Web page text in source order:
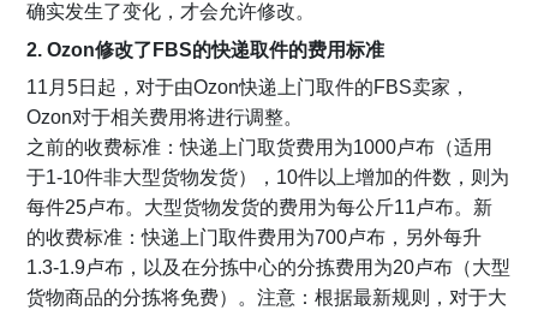
确实发生了变化，才会允许修改。
2. Ozon修改了FBS的快递取件的费用标准
11月5日起，对于由Ozon快递上门取件的FBS卖家，
Ozon对于相关费用将进行调整。
之前的收费标准：快递上门取货费用为1000卢布（适用
于1-10件非大型货物发货），10件以上增加的件数，则为
每件25卢布。大型货物发货的费用为每公斤11卢布。 新
的收费标准：快递上门取件费用为700卢布，另外每升
1.3-1.9卢布，以及在分拣中心的分拣费用为20卢布（大型
货物商品的分拣将免费）。注意：根据最新规则，对于大